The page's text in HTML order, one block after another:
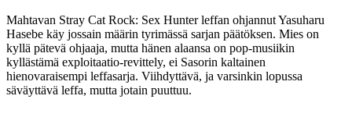
Mahtavan Stray Cat Rock: Sex Hunter leffan ohjannut Yasuharu
Hasebe käy jossain määrin tyrimässä sarjan päätöksen. Mies on
kyllä pätevä ohjaaja, mutta hänen alaansa on pop-musiikin
kyllästämä exploitaatio-revittely, ei Sasorin kaltainen
hienovaraisempi leffasarja. Viihdyttävä, ja varsinkin lopussa
säväyttävä leffa, mutta jotain puuttuu.